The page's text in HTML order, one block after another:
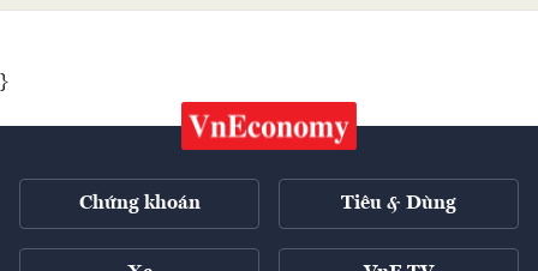
}
Chứng khoán Tiêu & Dùng